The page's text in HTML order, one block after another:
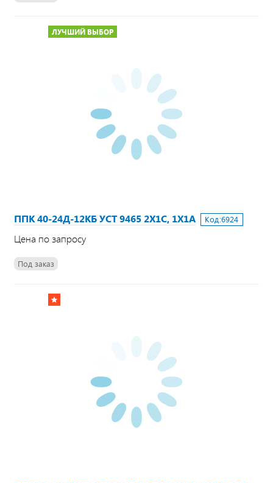
ЛУЧШИЙ ВЫБОР
ППК 40-24Д-12КБ УСТ 9465 2Х1С, 1Х1А Код:6924
Цена по запросу
Под заказ